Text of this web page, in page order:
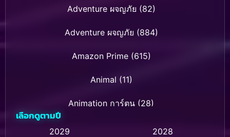
Adventure ผจญภัย (82)
Adventure ผจญภัย (884)
Amazon Prime(615)
Animal (11)
Animation การ์ตูน (28)
Animation การ์ตูน (237)
เลือกดูตามปี
2029
2028